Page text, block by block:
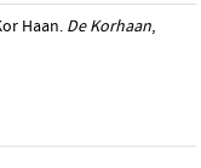
Haan. De Korhaan,